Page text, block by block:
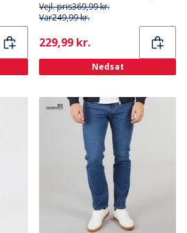
Vejl. pris369,99 kr.
Var249,99 kr.
Current
229,99 kr.
Nedsat